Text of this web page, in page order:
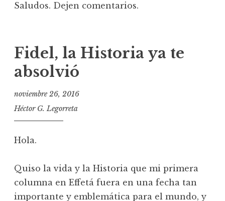
Saludos. Dejen comentarios.
Fidel, la Historia ya te
absolvió
noviembre 26, 2016
Héctor G. Legorreta
Hola.
Quiso la vida y la Historia que mi primera
columna en Effetá fuera en una fecha tan
importante y emblemática para el mundo, y